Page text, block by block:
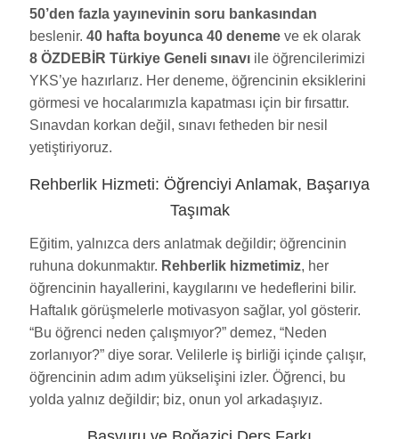
50’den fazla yayınevinin soru bankasından
beslenir. 40 hafta boyunca 40 denemeve ek olarak
8 ÖZDEBİR Türkiye Geneli sınavıile öğrencilerimizi
YKS’ye hazırlarız. Her deneme, öğrencinin eksiklerini
görmesi ve hocalarımızla kapatması için bir fırsattır.
Sınavdan korkan değil, sınavı fetheden bir nesil
yetiştiriyoruz.
Rehberlik Hizmeti: Öğrenciyi Anlamak, Başarıya
Taşımak
Eğitim, yalnızca ders anlatmak değildir; öğrencinin
ruhuna dokunmaktır. Rehberlik hizmetimiz, her
öğrencinin hayallerini, kaygılarını ve hedeflerini bilir.
Haftalık görüşmelerle motivasyon sağlar, yol gösterir.
“Bu öğrenci neden çalışmıyor?” demez, “Neden
zorlanıyor?” diye sorar. Velilerle iş birliği içinde çalışır,
öğrencinin adım adım yükselişini izler. Öğrenci, bu
yolda yalnız değildir; biz, onun yol arkadaşıyız.